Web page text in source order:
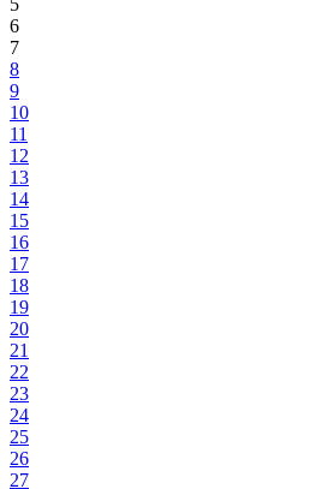
5
6
7
8
9
10
11
12
13
14
15
16
17
18
19
20
21
22
23
24
25
26
27